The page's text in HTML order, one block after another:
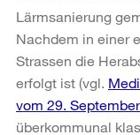
Lärmsanierung
Nachdem in einer
Strassen die
erfolgt ist (vgl.
vom 29.
überkommunal